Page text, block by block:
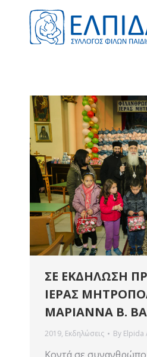
ΣΕ ΕΚΔΗΛΩΣΗ
ΙΕΡΑΣ
ΜΑΡΙΑΝΝΑ Β.
2019, Εκδηλώσεις By Elpida
Κοντά σε